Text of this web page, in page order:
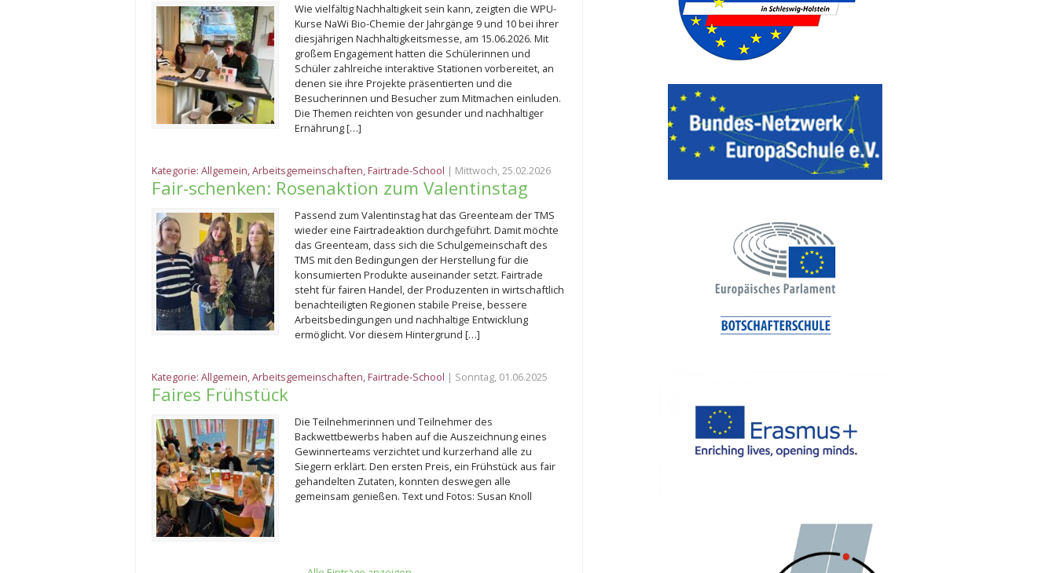
Wie vielfältig Nachhaltigkeit sein kann, zeigten die WPU-
Kurse NaWi Bio-Chemie der Jahrgänge 9 und 10 bei ihrer
diesjährigen Nachhaltigkeitsmesse, am 15.06.2026. Mit
großem Engagement hatten die Schülerinnen und
Schüler zahlreiche interaktive Stationen vorbereitet, an
denen sie ihre Projekte präsentierten und die
Besucherinnen und Besucher zum Mitmachen einluden.
Die Themen reichten von gesunder und nachhaltiger
Ernährung […]
Kategorie: Allgemein,Arbeitsgemeinschaften,Fairtrade-School | Mittwoch, 25.02.2026
Fair-schenken: Rosenaktion zum Valentinstag
Passend zum Valentinstag hat das Greenteam der TMS
wieder eine Fairtradeaktion durchgeführt. Damit möchte
das Greenteam, dass sich die Schulgemeinschaft des
TMS mit den Bedingungen der Herstellung für die
konsumierten Produkte auseinander setzt. Fairtrade
steht für fairen Handel, der Produzenten in wirtschaftlich
benachteiligten Regionen stabile Preise, bessere
Arbeitsbedingungen und nachhaltige Entwicklung
ermöglicht. Vor diesem Hintergrund […]
Kategorie: Allgemein,Arbeitsgemeinschaften,Fairtrade-School | Sonntag, 01.06.2025
Faires Frühstück
Die Teilnehmerinnen und Teilnehmer des
Backwettbewerbs haben auf die Auszeichnung eines
Gewinnerteams verzichtet und kurzerhand alle zu
Siegern erklärt. Den ersten Preis, ein Frühstück aus fair
gehandelten Zutaten, konnten deswegen alle
gemeinsam genießen. Text und Fotos: Susan Knoll